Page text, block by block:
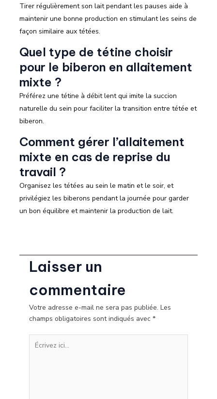
Tirer régulièrement son lait pendant les pauses aide à
maintenir une bonne production en stimulant les seins de
façon similaire aux tétées.
Quel type de tétine choisir
pour le biberon en allaitement
mixte ?
Préférez une tétine à débit lent qui imite la succion
naturelle du sein pour faciliter la transition entre tétée et
biberon.
Comment gérer l’allaitement
mixte en cas de reprise du
travail ?
Organisez les tétées au sein le matin et le soir, et
privilégiez les biberons pendant la journée pour garder
un bon équilibre et maintenir la production de lait.
Laisser un
commentaire
Votre adresse e-mail ne sera pas publiée. Les
champs obligatoires sont indiqués avec *
Écrivez
ici…